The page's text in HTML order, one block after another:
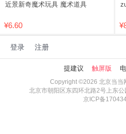
近景新奇魔术玩具 魔术道具
¥6.60
登录 注册
提建议 触屏版
Copyright ©2026 北京当当
北京市朝阳区东四环北路2号上东
京ICP备